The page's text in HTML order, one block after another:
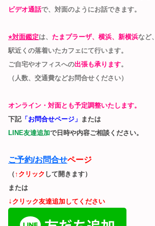
ビデオ通話で、対面のようにお話できます。
⭐︎対面鑑定は、 たまプラーザ、横浜、新横浜など、
駅近くの落着いたカフェにて行います。
ご自宅やオフィスへの出張も承ります。
（人数、交通費などお問合せください）
オンライン・対面とも予定調整いたします。
下記「お問合せページ」
または
LINE友達追加で日時や内容ご相談くださ い。
ご予約/お問合せページ
（↑クリック して開きます）
または
↓ クリック友達追加してください